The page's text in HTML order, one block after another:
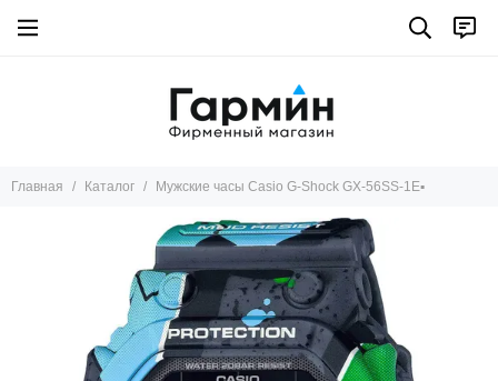
Главная Каталог Мужские часы Casio G-Shock GX-56SS-1E▪